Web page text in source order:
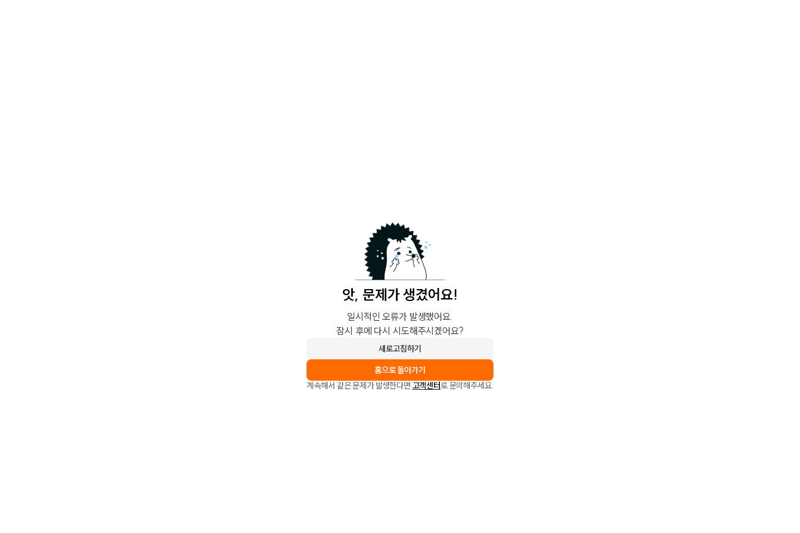
앗, 문제가 생겼어요!
일시적인 오류가 발생했어요.
잠시 후에 다시 시도해주시겠어요?
새로고침하기
홈으로 돌아가기
계속해서 같은 문제가 발생한다면 고객센터로 문의해주세요.